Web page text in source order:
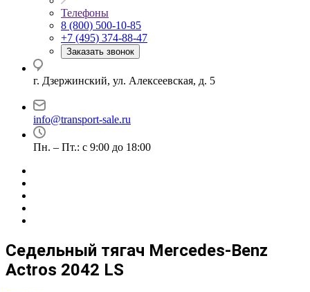
Телефоны
8 (800) 500-10-85
+7 (495) 374-88-47
Заказать звонок
г. Дзержинский, ул. Алексеевская, д. 5
info@transport-sale.ru
Пн. – Пт.: с 9:00 до 18:00
Седельный тягач Mercedes-Benz
Actros 2042 LS